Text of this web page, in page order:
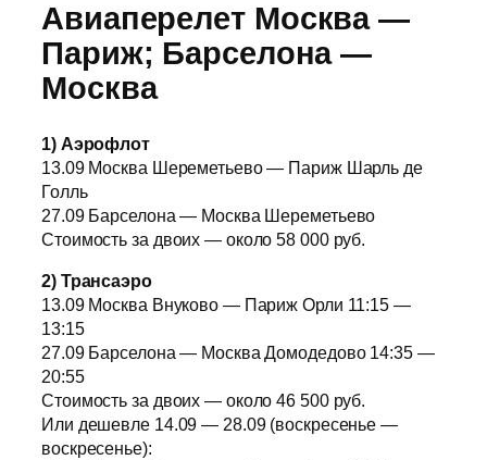
Авиаперелет Москва —
Париж; Барселона —
Москва
1) Аэрофлот
13.09 Москва Шереметьево — Париж Шарль де
Голль
27.09 Барселона — Москва Шереметьево
Стоимость за двоих — около 58 000 руб.
2) Трансаэро
13.09 Москва Внуково — Париж Орли 11:15 —
13:15
27.09 Барселона — Москва Домодедово 14:35 —
20:55
Стоимость за двоих — около 46 500 руб.
Или дешевле 14.09 — 28.09 (воскресенье —
воскресенье):